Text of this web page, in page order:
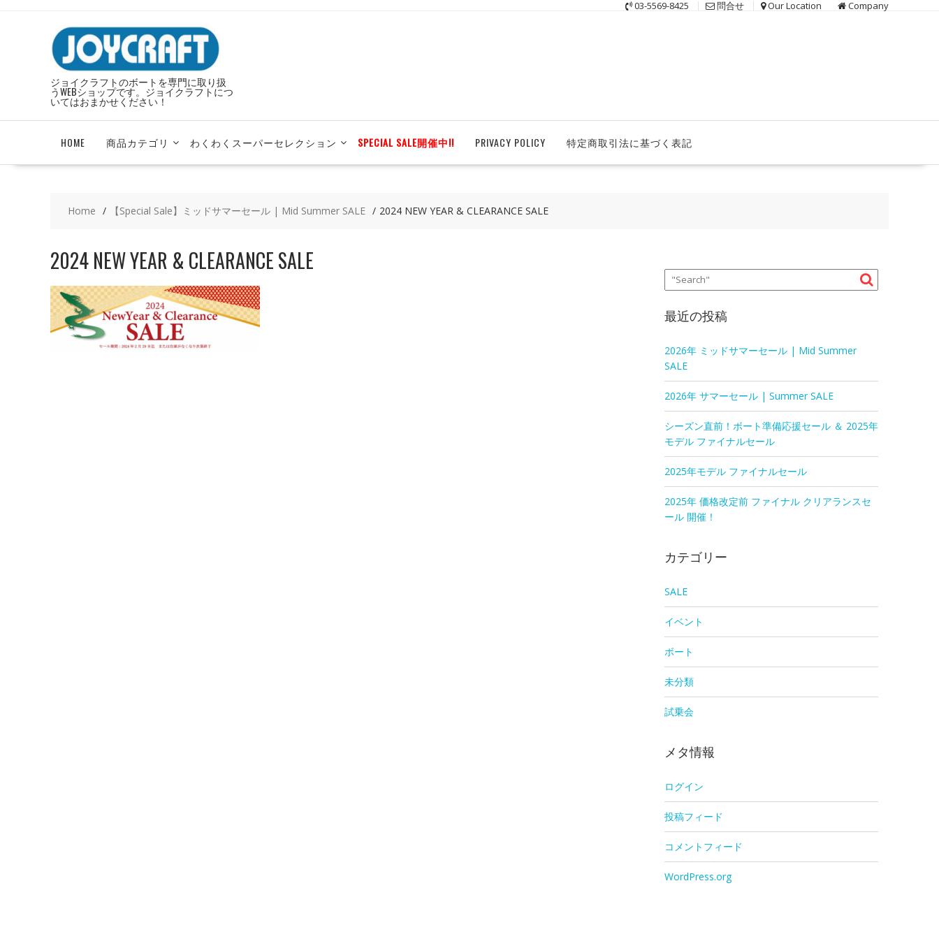
03-5569-8425 問合せ Our Location Company
ジョイクラフトのボートを専門に取り扱
うWEBショップです。ジョイクラフトにつ
いてはおまかせください！
HOME 商品カテゴリ わくわくスーパーセレクション SPECIAL SALE開催中!! PRIVACY POLICY 特定商取引法に基づく表記
Home 【Special Sale】ミッドサマーセール | Mid Summer SALE 2024 NEW YEAR & CLEARANCE SALE
2024 NEW YEAR & CLEARANCE SALE
最近の投稿
2026年 ミッドサマーセール | Mid Summer
SALE
2026年 サマーセール | Summer SALE
シーズン直前！ボート準備応援セール ＆ 2025年
モデル ファイナルセール
2025年モデル ファイナルセール
2025年 価格改定前 ファイナル クリアランスセ
ール 開催！
カテゴリー
SALE
イベント
ボート
未分類
試乗会
メタ情報
ログイン
投稿フィード
コメントフィード
WordPress.org